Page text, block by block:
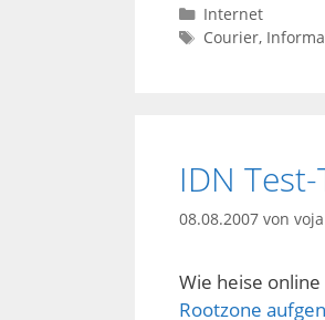
Kategorien
Internet
Schlagwörter
Courier,
IDN
08.08.2007 von voja
Wie heise
Rootzone